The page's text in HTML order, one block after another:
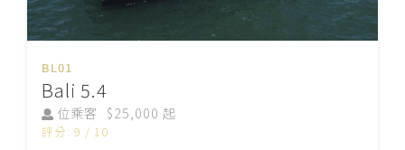
BL01
Bali 5.4
位乘客 $25,000 起
評分: 9 / 10